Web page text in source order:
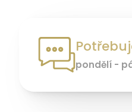
pondělí -